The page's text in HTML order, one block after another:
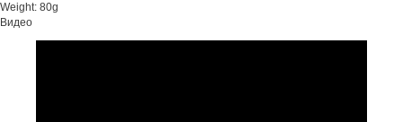
Weight: 80g
Видео